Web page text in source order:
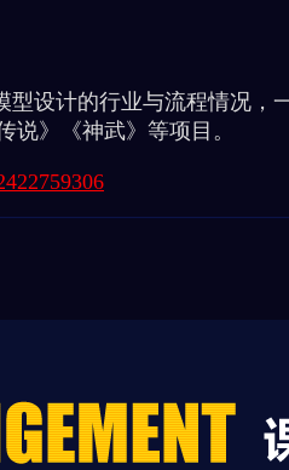
计的行业与流程情况，
》《神武》等项目。